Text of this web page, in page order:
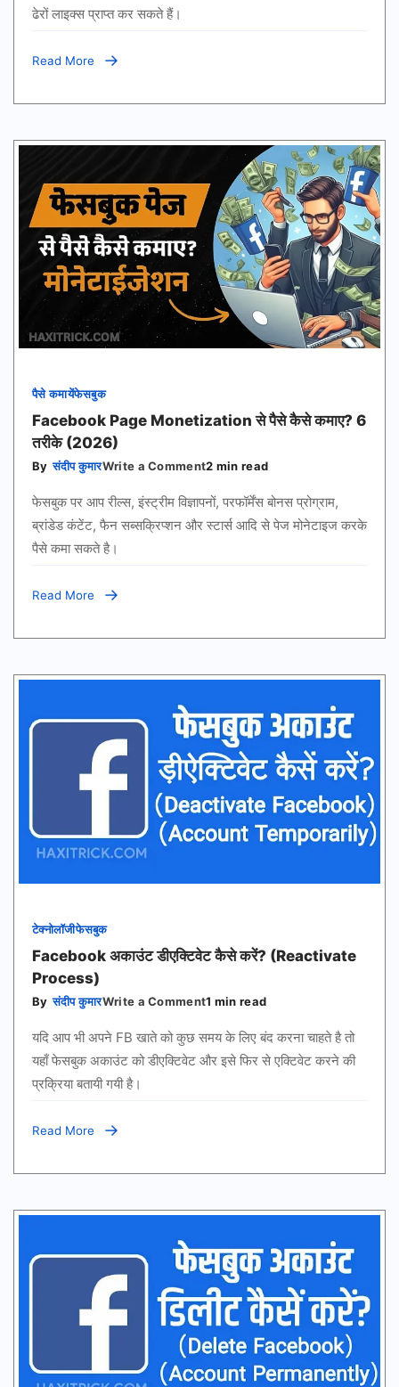
ढेरों लाइक्स प्राप्त कर सकते हैं।
Read More
पैसे कमायेंफेसबुक
Facebook Page Monetization से पैसे कैसे कमाए? 6
तरीके (2026)
By संदीप कुमारWrite a Commenton
Page
Monetization
से
2 min read
फेसबुक पर आप रील्स, इंस्ट्रीम विज्ञापनों, परफॉर्मेंस बोनस प्रोग्राम,
ब्रांडेड कंटेंट, फैन सब्सक्रिप्शन और स्टार्स आदि से पेज मोनेटाइज करके
पैसे कमा सकते है।
Read More
टेक्नोलॉजीफेसबुक
Facebook अकाउंट डीएक्टिवेट कैसे करें? (Reactivate
Process)
By संदीप कुमारWrite a Commenton
अकाउंट
डीएक्टिवेट
कैसे
करें?
1 min read
यदि आप भी अपने FB खाते को कुछ समय के लिए बंद करना चाहते है तो
यहाँ फेसबुक अकाउंट को डीएक्टिवेट और इसे फिर से एक्टिवेट करने की
प्रक्रिया बतायी गयी है।
Read More